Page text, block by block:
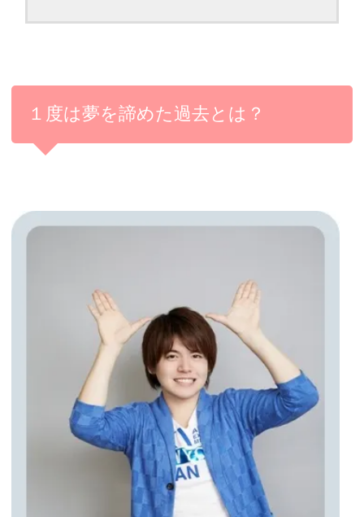
１度は夢を諦めた過去とは？